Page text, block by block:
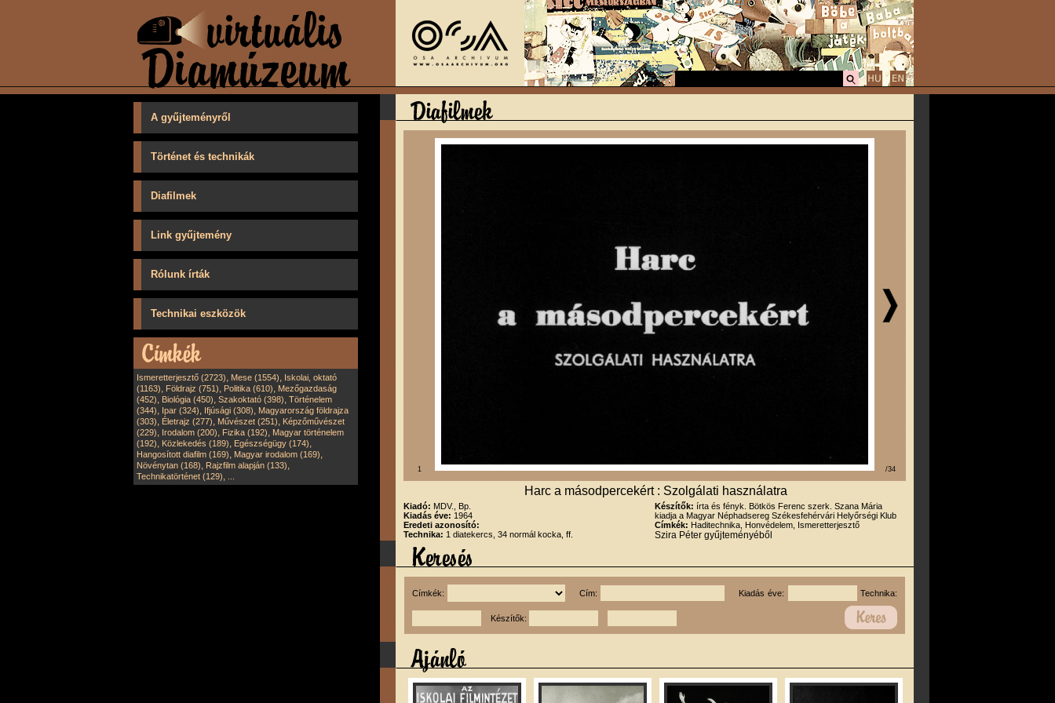
A gyűjteményről
Történet és technikák
Diafilmek
Link gyűjtemény
Rólunk írták
Technikai eszközök
Ismeretterjesztő (2723), Mese (1554), Iskolai, oktató
(1163), Földrajz (751), Politika (610), Mezőgazdaság
(452), Biológia (450), Szakoktató (398), Történelem
(344), Ipar (324), Ifjúsági (308), Magyarország földrajza
(303), Életrajz (277), Művészet (251), Képzőművészet
(229), Irodalom (200), Fizika (192), Magyar történelem
(192), Közlekedés (189), Egészségügy (174),
Hangosított diafilm (169), Magyar irodalom (169),
Növénytan (168), Rajzfilm alapján (133),
Technikatörténet (129),
1 /34
Harc a másodpercekért : Szolgálati használatra
Kiadó: MDV., Bp.
Kiadás éve: 1964
Eredeti azonosító:
Technika: 1 diatekercs, 34 normál kocka, ff.
Készítők: írta és fényk. Bötkös Ferenc szerk. Szana Mária
kiadja a Magyar Néphadsereg Székesfehérvári Helyőrségi Klub
Címkék: Haditechnika, Honvédelem, Ismeretterjesztő
Szira Péter gyűjteményéből
Címkék: Cím: Kiadás éve: Technika:
Készítők: